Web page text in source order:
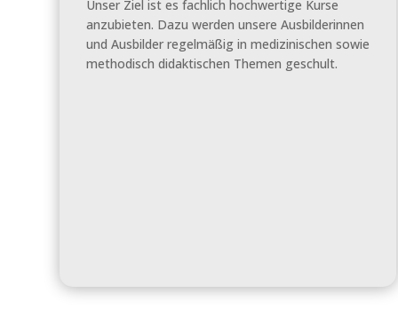
Unser Ziel ist es fachlich hochwertige Kurse
anzubieten. Dazu werden unsere Ausbilderinnen
und Ausbilder regelmäßig in medizinischen sowie
methodisch didaktischen Themen geschult.